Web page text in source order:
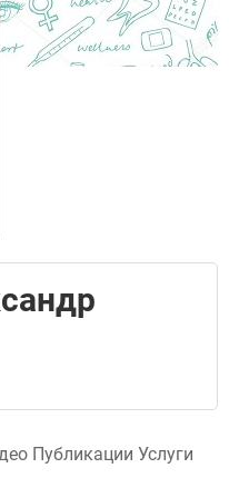
Публикации Услуги